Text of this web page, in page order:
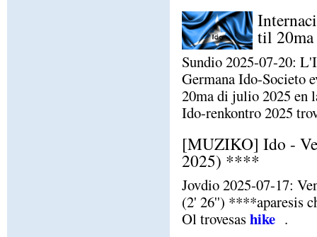
til 20ma
Sundio 2025-07-20:
Germana Ido-Societo
20ma di julio 2025 en
Ido-renkontro 2025
[MUZIKO] Ido -
2025) ****
Jovdio 2025-07-17:
(2' 26'') ****aparesis
Ol trovesashike .